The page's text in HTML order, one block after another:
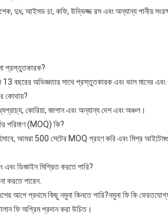
দুধ, আইসড চা, কফি, উদ্ভিজ্জ রস এবং অন্যান্য পানীয়
প্রস্তুতকারক?
বছরের অভিজ্ঞতার সাথে প্রস্তুতকারক এবং ভাল মানের এবং
কোথায়?
কোরিয়া, জাপান এবং অন্যান্য দেশ এবং অঞ্চল।
পরিমাণ (MOQ) কি?
আমরা 500 সেটের MOQ গ্রহণ করি এবং মিশ্র
ডিজাইন মিশ্রিত করতে পারি?
করতে পারেন.
আগে প্রথমে কিছু নমুনা কিনতে পারি?নমুনা ফি কি
ফি অগ্রিম প্রদান করা উচিত।